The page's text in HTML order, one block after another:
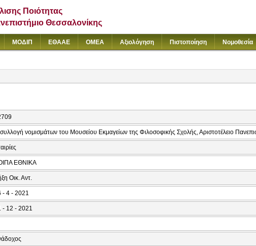
Ποιότητας
Θεσσαλονίκης
ΜΟΔΙΠ ΕΘΑΑΕ ΟΜΕΑ Αξιολόγηση Πιστοποίηση Νομοθεσία
νομισμάτων του Μουσείου Εκμαγείων της Φιλοσοφικής Σχολής, Αριστοτέλειο
ΕΘΝΙΚΑ
Οικ. Αντ.
- 4 - 2021
- 12 - 2021